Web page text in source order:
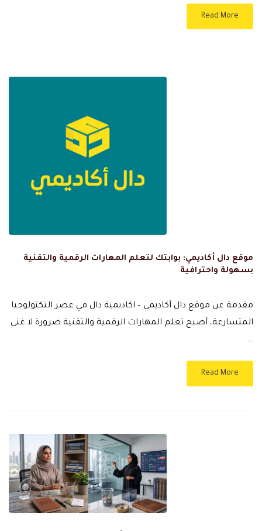
Read More
موقع دال أكاديمي: بوابتك لتعلم المهارات الرقمية والتقنية
بسهولة واحترافية
مقدمة عن موقع دال أكاديمي – اكاديمية دال في عصر التكنولوجيا
المتسارعة، أصبح تعلم المهارات الرقمية والتقنية ضرورة لا غنى
…
Read More